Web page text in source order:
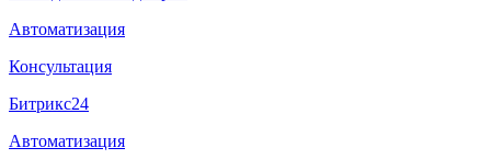
Автоматизация
Консультация
Битрикс24
Автоматизация